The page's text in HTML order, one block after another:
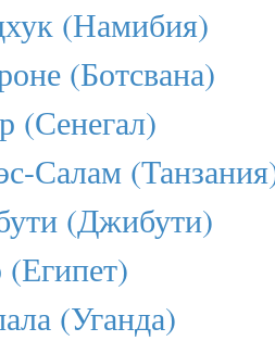
(Намибия)
(Ботсвана)
(Сенегал)
Салам
(Джибути)
(Уганда)